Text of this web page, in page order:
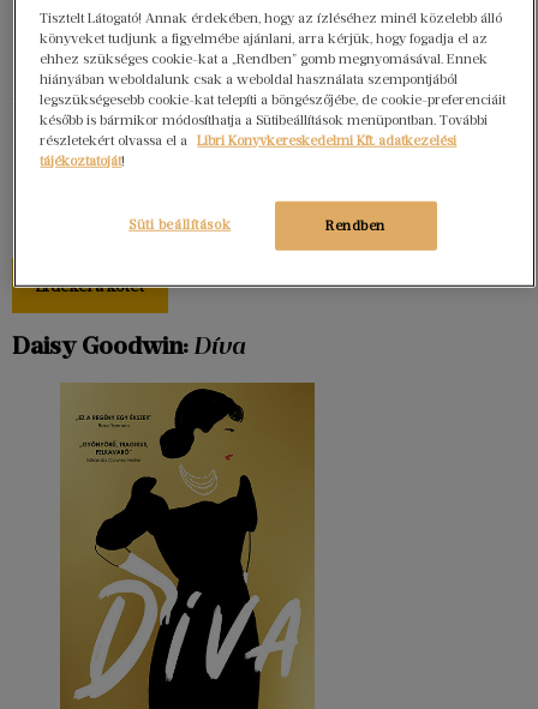
ember szoros kapcsolatát egy ilyen emberpróbáló,
szélsőséges szituáció. A regény igazi ereje egyedi
elbeszélői módjában keresendő: Maurice levelei és
Maralyn naplója hiteles betekintést engednek
házasságukba, gyermekkorukba, és főleg
egymásról alkotott gondolataikba, melyek
rendszerezése adott esetben túlélésük kulcsa is
Érdekel a kötet
Daisy Goodwin: Díva
Tisztelt Látogató! Annak érdekében, hogy az ízléséhez minél közelebb álló
könyveket tudjunk a figyelmébe ajánlani, arra kérjük, hogy fogadja el az
ehhez szükséges cookie-kat a „Rendben” gomb megnyomásával. Ennek
hiányában weboldalunk csak a weboldal használata szempontjából
legszükségesebb cookie-kat telepíti a böngészőjébe, de cookie-preferenciáit
később is bármikor módosíthatja a Sütibeállítások menüpontban. További
részletekért olvassa el a
Libri Könyvkereskedelmi Kft. adatkezelési
tájékoztatóját!
Rendben
Süti beállítások